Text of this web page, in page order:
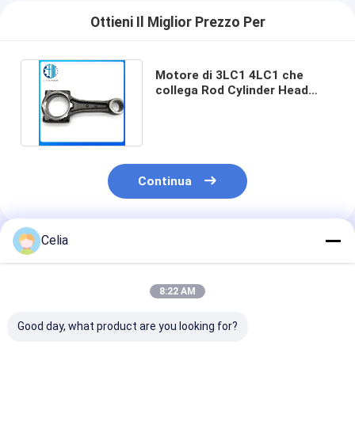
Ottieni Il Miglior Prezzo Per
Motore di 3LC1 4LC1 che
collega Rod Cylinder Head
Continua
Prodotti Raccomandati
Celia
8:22 AM
Good day, what product are you looking for?